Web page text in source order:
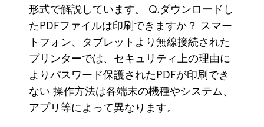
形式で解説しています。 Q.ダウンロードし
たPDFファイルは印刷できますか？ スマー
トフォン、タブレットより無線接続された
プリンターでは、セキュリティ上の理由に
よりパスワード保護されたPDFが印刷でき
ない 操作方法は各端末の機種やシステム、
アプリ等によって異なります。